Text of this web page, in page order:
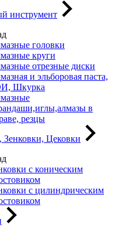
инструмент
головки
круги
отрезные диски
и эльборовая паста,
Шкурка
в
резцы
Зенковки, Цековки
с коническим
с цилиндрическим